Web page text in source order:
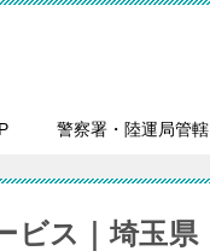
警察署・陸運局管轄
ビス｜埼玉県